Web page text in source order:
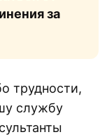
за
трудности,
службу